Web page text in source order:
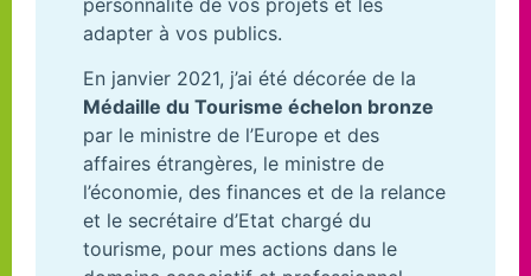
adapter à vos publics.
En janvier 2021, j’ai été décorée de la
Médaille du Tourisme échelon bronze
par le ministre de l’Europe et des
affaires étrangères, le ministre de
l’économie, des finances et de la relance
et le secrétaire d’Etat chargé du
tourisme, pour mes actions dans le